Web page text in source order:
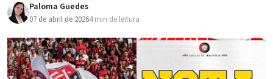
Paloma Guedes
07 de abril de 20264 min de leitura